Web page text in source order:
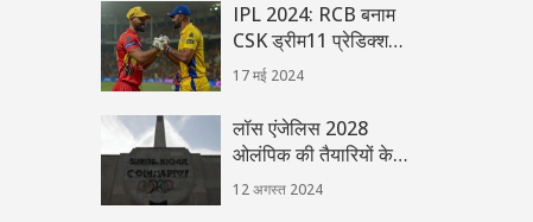
IPL 2024: RCB बनाम
CSK ड्रीम11 प्रेडिक्शन -
कप्तानी विकल्प, फैंटेसी
XI
17 मई 2024
लॉस एंजेलिस 2028
ओलंपिक की तैयारियों के
बीच पेरिस 2024 ओलंपिक
12 अगस्त 2024